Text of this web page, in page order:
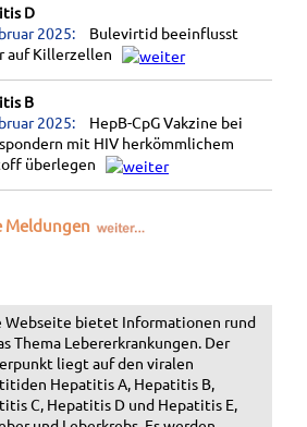
D
2025:
Bulevirtid beeinflusst
auf Killerzellen
B
2025:
HepB-CpG Vakzine bei
mit HIV herkömmlichem
überlegen
Meldungen
Webseite bietet Informationen rund
Thema Lebererkrankungen. Der
liegt auf den viralen
Hepatitis A, Hepatitis B,
C, Hepatitis D und Hepatitis E,